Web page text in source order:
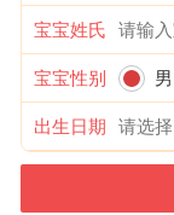
宝宝姓氏
宝宝性别 男
出生日期